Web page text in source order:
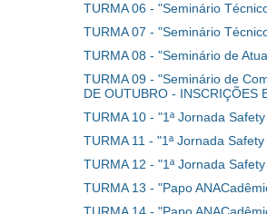
TURMA 06 - "Seminário
TURMA 07 - "Seminário
TURMA 08 - "Seminário de
TURMA 09 - "Seminário de
DE OUTUBRO - INSCRIÇÕES
TURMA 10 - "1ª Jornada
TURMA 11 - "1ª Jornada
TURMA 12 - "1ª Jornada
TURMA 13 - "Papo